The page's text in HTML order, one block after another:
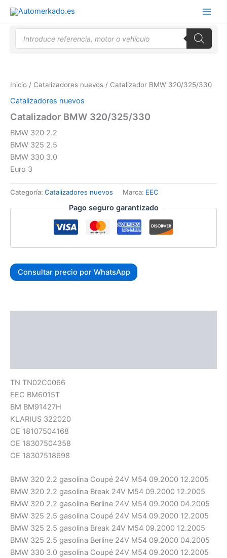
contenido
Búsqueda
Inicio / Catalizadores nuevos / Catalizador BMW 320/325/330
Catalizadores nuevos
Catalizador BMW 320/325/330
BMW 320 2.2
BMW 325 2.5
BMW 330 3.0
Euro 3
Categoría: Catalizadores nuevos Marca: EEC
Pago seguro garantizado
Consultar precio por WhatsApp
TN TN02C0066
EEC BM6015T
BM BM91427H
KLARIUS 322020
OE 18107504168
OE 18307504358
OE 18307518698
BMW 320 2.2 gasolina Coupé 24V M54 09.2000 12.2005
BMW 320 2.2 gasolina Break 24V M54 09.2000 12.2005
BMW 320 2.2 gasolina Berline 24V M54 09.2000 04.2005
BMW 325 2.5 gasolina Coupé 24V M54 09.2000 12.2005
BMW 325 2.5 gasolina Break 24V M54 09.2000 12.2005
BMW 325 2.5 gasolina Berline 24V M54 09.2000 04.2005
BMW 330 3.0 gasolina Coupé 24V M54 09.2000 12.2005